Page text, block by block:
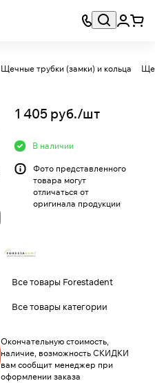
Щечные трубки (замки) и кольца
1 405 руб./шт
В наличии
Фото представленного
товара могут
отличаться от
оригинала продукции
Все товары Forestadent
Все товары категории
Окончательную стоимость,
наличие, возможность СКИДКИ
вам сообщит менеджер при
оформлении заказа